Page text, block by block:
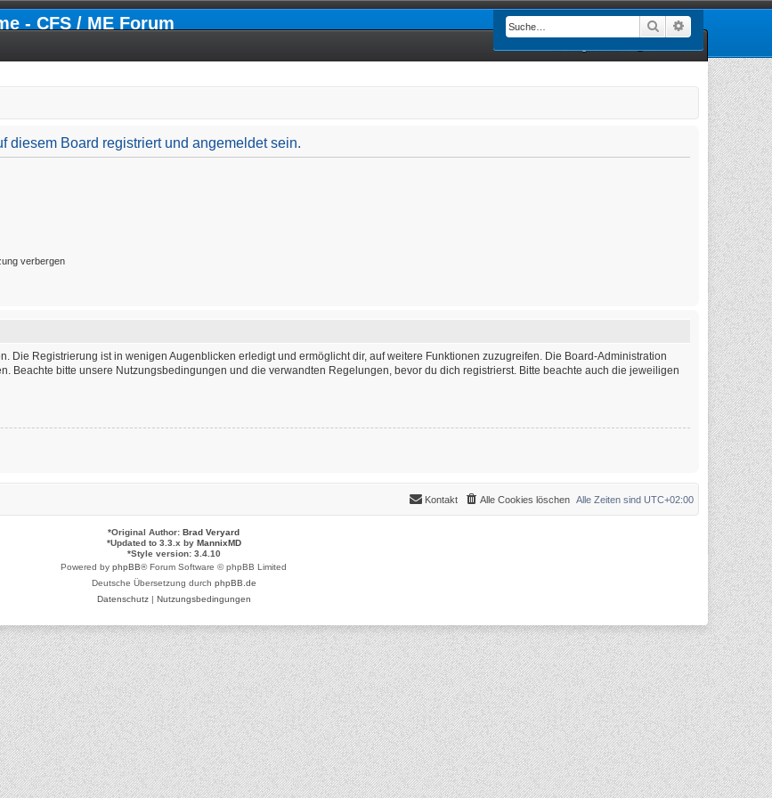
- CFS / ME Forum Suche
diesem Board registriert und angemeldet sein.
verbergen
Die Registrierung ist in wenigen Augenblicken erledigt und ermöglicht dir, auf weitere Funktionen zuzugreifen. Die Board-Administration
Beachte bitte unsere Nutzungsbedingungen und die verwandten Regelungen, bevor du dich registrierst. Bitte beachte auch die jeweiligen
Alle Zeiten sind UTC+02:00
Alle Cookies löschen
Kontakt
*Original Author: Brad Veryard
*Updated to 3.3.x by MannixMD
*Style version: 3.4.10
Powered by phpBB® Forum Software © phpBB Limited
Deutsche Übersetzung durch phpBB.de
Datenschutz| Nutzungsbedingungen